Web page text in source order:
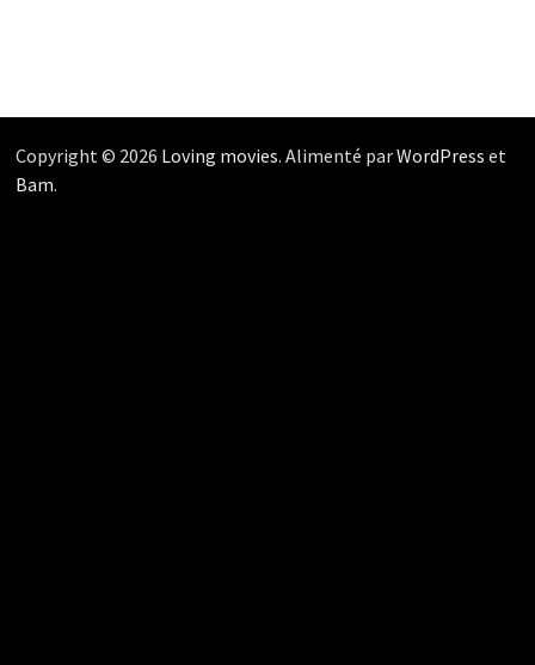
Copyright © 2026 Loving movies. Alimenté parWordPress et
Bam.